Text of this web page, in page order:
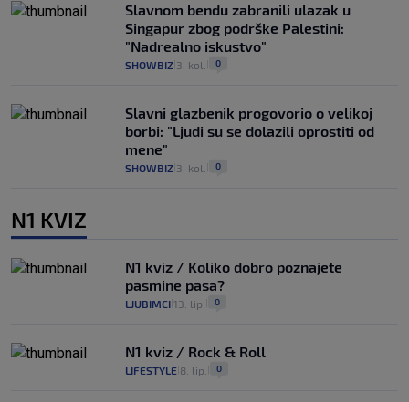
Slavnom bendu zabranili ulazak u
Singapur zbog podrške Palestini:
"Nadrealno iskustvo"
SHOWBIZ 3. kol. 0
Slavni glazbenik progovorio o velikoj
borbi: "Ljudi su se dolazili oprostiti od
mene"
SHOWBIZ 3. kol. 0
N1 KVIZ
N1 kviz / Koliko dobro poznajete
pasmine pasa?
LJUBIMCI 13. lip. 0
N1 kviz / Rock & Roll
LIFESTYLE 8. lip. 0